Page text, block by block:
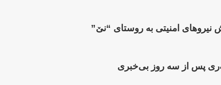
پس از سە روز بی‌خبری